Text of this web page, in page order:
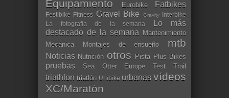
Equipamiento Eurobike Fatbikes
Festibike Fitness Gravel Bike Gravity Interbike
La fotografía de la semana
Lo más
destacado de la semana Mantenimiento
Mecánica
Montajes de ensueño mtb
Noticias Nutrición otros Pista Plus Bikes
pruebas Sea Otter Europe Test Trail
triathlon triatlón Unibike urbanas vídeos
XC/Maratón